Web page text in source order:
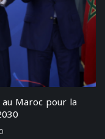
Maroc pour la